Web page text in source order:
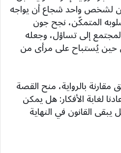
لشخص واحد شجاع أن يواجه
المتمكّن، نجح جون
إلى تساؤل، وجعله
حين يُستباح على مرأى من
بالرواية، منح القصة
لغابة الأفكار: هل يمكن
القانون في النهاية